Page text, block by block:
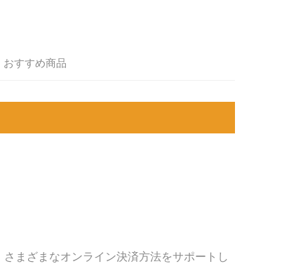
おすすめ商品
まざまなオンライン決済方法をサポートし